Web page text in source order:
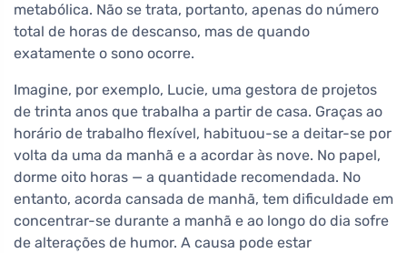
metabólica. Não se trata, portanto, apenas do número
total de horas de descanso, mas de quando
exatamente o sono ocorre.
Imagine, por exemplo, Lucie, uma gestora de projetos
de trinta anos que trabalha a partir de casa. Graças ao
horário de trabalho flexível, habituou-se a deitar-se por
volta da uma da manhã e a acordar às nove. No papel,
dorme oito horas — a quantidade recomendada. No
entanto, acorda cansada de manhã, tem dificuldade em
concentrar-se durante a manhã e ao longo do dia sofre
de alterações de humor. A causa pode estar